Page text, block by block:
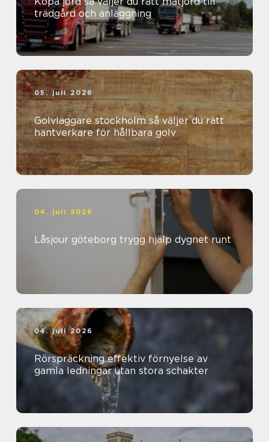
trädgård och anläggning
05. juli 2026
Golvläggare stockholm så väljer du rätt
hantverkare för hållbara golv
04. juli 2026
Låsjour göteborg trygg hjälp dygnet runt
04. juli 2026
Rörspräckning effektiv förnyelse av
gamla ledningar utan stora schakter